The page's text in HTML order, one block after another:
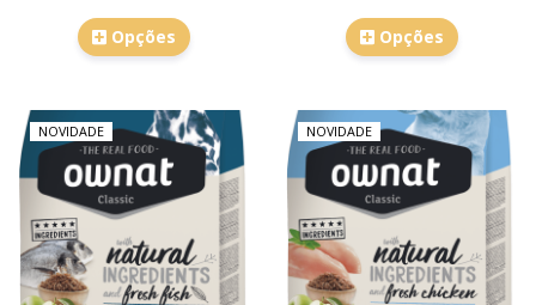
Opções Opções
NOVIDADE NOVIDADE